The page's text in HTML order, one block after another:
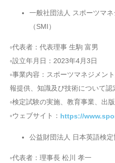
一般社団法人 スポーツマ
（SMI）
○代表者：代表理事 生駒 富男
○設立年月日：2023年4月3日
○事業内容：スポーツマネジメン
報提供、知識及び技術について認
○検定試験の実施、教育事業、出
○ ウェブサイト： https://
公益財団法人 日本英語検定
○代表者：理事長 松川 孝一